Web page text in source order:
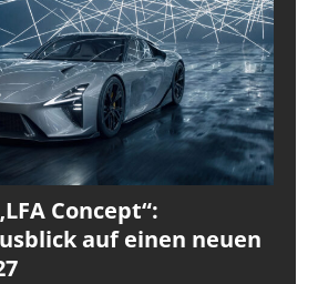
Concept“:
auf einen neuen